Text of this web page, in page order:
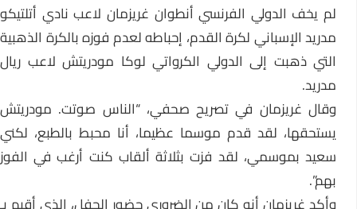
لم يخف الدولي الفرنسي أنطوان غريزمان لاعب نادي أتلتيكو
مدريد الإسباني لكرة القدم، إحباطه لعدم فوزه بالكرة الذهبية
التي ذهبت إلى الدولي الكرواتي لوكا مودريتش لاعب ريال
مدريد.
وقال غريزمان في تصريح صحفي، “الناس صوتت. مودريتش
يستحقها، لقد قدم موسما عظيما، أنا محبط بالطبع، لكني
سعيد بموسمي، لقد فزت بثلاثة ألقاب كنت أرغب في الفوز
بهم”.